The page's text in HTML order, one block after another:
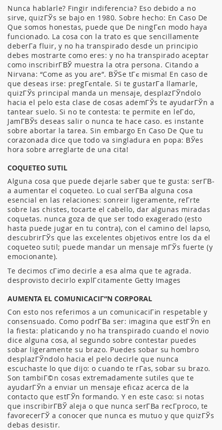
Nunca hablarle? Fingir indiferencia? Eso debido a no
sirve, quizГЎs se bajo en 1980. Sobre hecho: En Caso De
Que somos honestas, puede que De ningГєn modo haya
funcionado. La cosa con la trato es que sencillamente
deberГ­a fluir, y no ha transpirado desde un principio
debes mostrarte como eres: y no ha transpirado aceptar
como inscribirГ­ВЎ muestra la otra persona. Citando a
Nirvana: “Come as you are”. ВЎSe tГє misma! En caso de
que deseas irse: pregГєntale. Si te gustarГ­a llamarle,
quizГЎs principal manda un mensaje, desplazГЎndolo
hacia el pelo esta clase de cosas ademГЎs te ayudarГЎn a
tantear suelo. Si no te contesta: te permite en leГ­do,
JamГ­ВЎs deseas salir o nunca te hace caso. es instante
sobre abortar la tarea. Sin embargo En Caso De Que tu
corazonada dice que todo va singladura en popa: ВЎes
hora sobre arreglarte de una cita!
COQUETEO SUTIL
Alguna cosa que puede dejarle saber que te gusta: serГ­В­
a aumentar el coqueteo. Lo cual serГ­В­a alguna cosa
esencial en las relaciones: sonreir ligeramente, reГ­rte
sobre las chistes, tocarte el cabello, dar algunas miradas
coquetas. nunca goza de que ser todo exagerado (esto
hasta puede jugar en tu contra), con el camino del lapso,
descubrirГЎs que las excelentes objetivos entre los da el
coqueteo sutil; puede mandar un mensaje mГЎs fuerte (y
emocionante).
Te decimos cГіmo decirle a esa alma que te agrada.
desprovisto decirlo explГ­citamente Getty Images
AUMENTA EL COMUNICACIГ“N CORPORAL
Con esto nos referimos a un comunicaciГіn respetable y
consensuado. Como podrГ­В­a ser: imagina que estГЎn en
la fiesta: platicando y no ha transpirado cuando el novio
dice alguna cosa, al segundo sobre contestar puedes
sobar ligeramente su brazo. Puedes sobar su hombro
desplazГЎndolo hacia el pelo decirle que nunca
escuchaste lo que dijo: o cuando te rГ­as, sobar su brazo.
Son tambiГ©n cosas extremadamente sutiles que te
ayudarГЎn a enviar un mensaje eficaz acerca de la
contacto que estГЎn formando. Y en este caso: si notas
que inscribirГ­ВЎ aleja o que nunca serГ­В­a recГ­proco, te
favorecerГЎ a conocer que nunca es mutuo y que quizГЎs
debas desistir.